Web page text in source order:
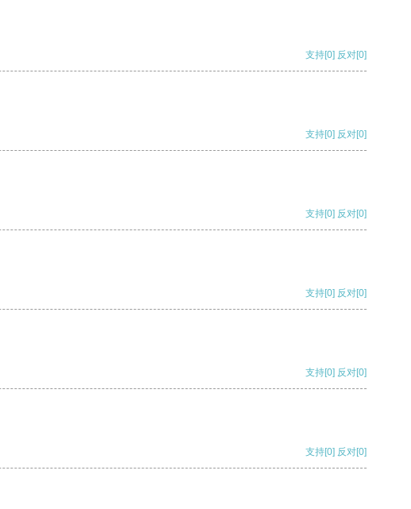
支持[0] 反对[0]
支持[0] 反对[0]
支持[0] 反对[0]
支持[0] 反对[0]
支持[0] 反对[0]
支持[0] 反对[0]